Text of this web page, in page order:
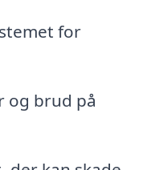
for
og brud på